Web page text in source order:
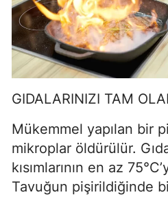
GIDALARINIZI TAM
Mükemmel yapılan bir
mikroplar öldürülür.
kısımlarının en az
Tavuğun pişirildiğinde